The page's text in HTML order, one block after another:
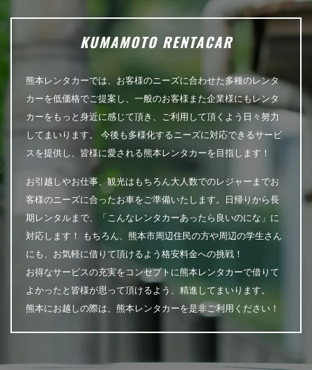
KUMAMOTO RENTACAR
熊本レンタカーでは、お客様のニーズに合わせた多種のレンタ
カーを低価格でご提案し、一般のお客様また企業様にもレンタ
カーをもっと身近に感じて頂き、ご利用して頂くよう日々努力
してまいります。 今後も多様化するニーズに対応できるサービ
スを提供し、皆様に愛される熊本レンタカーを目指します！
お引越しやお仕事、観光はもちろん大人数でのレジャーまでお
客様のニーズに合ったお車をご準備いたします。日帰りから長
期レンタルまで、「こんなレンタカーあったら良いのにな」に
対応します！ もちろん、熊本市周辺住民の方や周辺の学生さん
にも、お気軽に借りて頂けるよう格安料金への挑戦！
お得なサービスの充実をコンセプトに熊本レンタカーで借りて
よかったと皆様が思って頂けるよう、精進してまいります。
熊本にお越しの際は、熊本レンタカーを是非ご利用ください！